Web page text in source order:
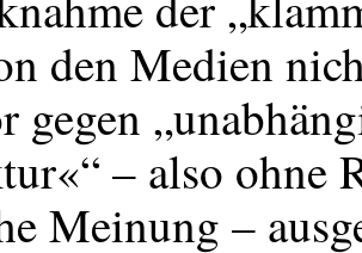
den Medien
gegen
– also ohne
Meinung –